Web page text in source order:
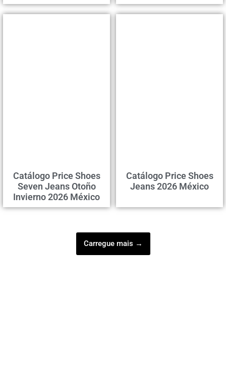
Catálogo Price Shoes
Seven Jeans Otoño
Invierno 2026 México
Catálogo Price Shoes
Jeans 2026 México
Carregue mais →